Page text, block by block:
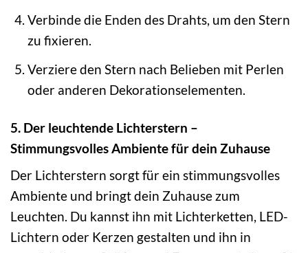
Verbinde die Enden des Drahts, um den Stern
zu fixieren.
Verziere den Stern nach Belieben mit Perlen
oder anderen Dekorationselementen.
5. Der leuchtende Lichterstern –
Stimmungsvolles Ambiente für dein Zuhause
Der Lichterstern sorgt für ein stimmungsvolles
Ambiente und bringt dein Zuhause zum
Leuchten. Du kannst ihn mit Lichterketten, LED-
Lichtern oder Kerzen gestalten und ihn in